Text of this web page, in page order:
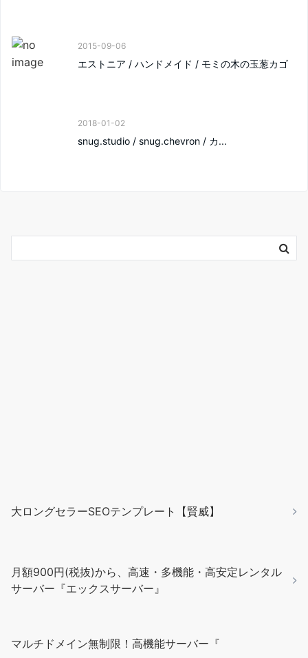
2015-09-06
エストニア / ハンドメイド / モミの木の玉葱カゴ
2018-01-02
snug.studio / snug.chevron / カ...
大ロングセラーSEOテンプレート【賢威】
月額900円(税抜)から、高速・多機能・高安定レンタル
サーバー『エックスサーバー』
マルチドメイン無制限！高機能サーバー『